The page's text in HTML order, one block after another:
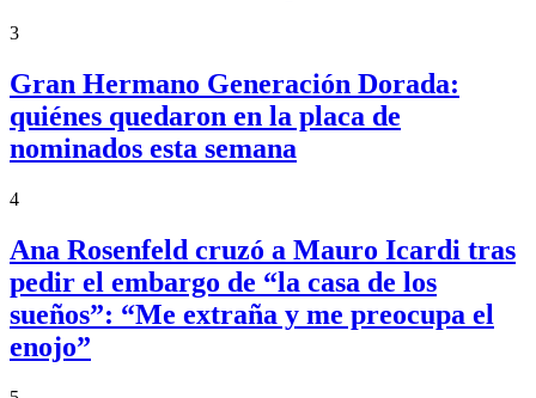
3
Gran Hermano Generación Dorada:
quiénes quedaron en la placa de
nominados esta semana
4
Ana Rosenfeld cruzó a Mauro Icardi tras
pedir el embargo de “la casa de los
sueños”: “Me extraña y me preocupa el
enojo”